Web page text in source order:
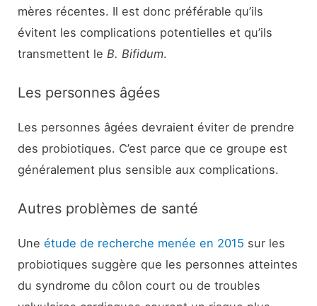
mères récentes. Il est donc préférable qu’ils
évitent les complications potentielles et qu’ils
transmettent le B. Bifidum.
Les personnes âgées
Les personnes âgées devraient éviter de prendre
des probiotiques. C’est parce que ce groupe est
généralement plus sensible aux complications.
Autres problèmes de santé
Uneétude de recherche menée en 2015 sur les
probiotiques suggère que les personnes atteintes
du syndrome du côlon court ou de troubles